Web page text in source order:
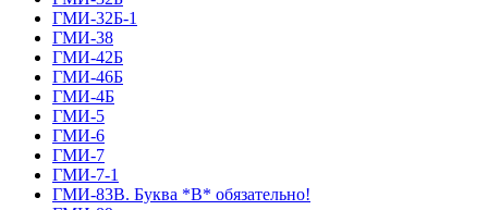
ГМИ-32Б-1
ГМИ-38
ГМИ-42Б
ГМИ-46Б
ГМИ-4Б
ГМИ-5
ГМИ-6
ГМИ-7
ГМИ-7-1
ГМИ-83В. Буква *В* обязательно!